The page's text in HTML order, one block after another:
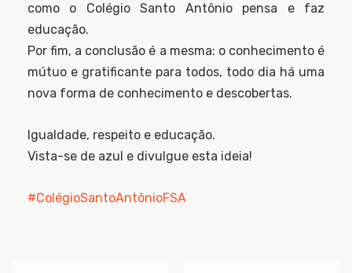
como o Colégio Santo Antônio pensa e faz
educação.
Por fim, a conclusão é a mesma: o conhecimento é
mútuo e gratificante para todos, todo dia há uma
nova forma de conhecimento e descobertas.
Igualdade, respeito e educação.
Vista-se de azul e divulgue esta ideia!
#ColégioSantoAntônioFSA